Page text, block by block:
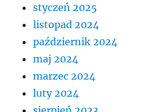
styczeń 2025
listopad 2024
październik 2024
maj 2024
marzec 2024
luty 2024